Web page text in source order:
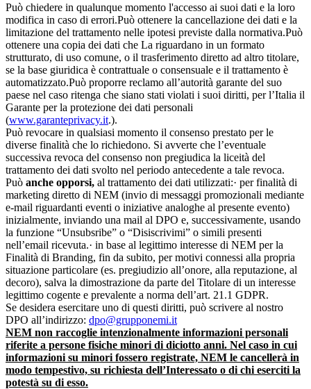
Può chiedere in qualunque momento l'accesso ai suoi dati e la loro
modifica in caso di errori.Può ottenere la cancellazione dei dati e la
limitazione del trattamento nelle ipotesi previste dalla normativa.Può
ottenere una copia dei dati che La riguardano in un formato
strutturato, di uso comune, o il trasferimento diretto ad altro titolare,
se la base giuridica è contrattuale o consensuale e il trattamento è
automatizzato.Può proporre reclamo all’autorità garante del suo
paese nel caso ritenga che siano stati violati i suoi diritti, per l’Italia il
Garante per la protezione dei dati personali
(www.garanteprivacy.it.).
Può revocare in qualsiasi momento il consenso prestato per le
diverse finalità che lo richiedono. Si avverte che l’eventuale
successiva revoca del consenso non pregiudica la liceità del
trattamento dei dati svolto nel periodo antecedente a tale revoca.
Può anche opporsi, al trattamento dei dati utilizzati:· per finalità di
marketing diretto di NEM (invio di messaggi promozionali mediante
e-mail riguardanti eventi o iniziative analoghe al presente evento)
inizialmente, inviando una mail al DPO e, successivamente, usando
la funzione “Unsubsribe” o “Disiscrivimi” o simili presenti
nell’email ricevuta.· in base al legittimo interesse di NEM per la
Finalità di Branding, fin da subito, per motivi connessi alla propria
situazione particolare (es. pregiudizio all’onore, alla reputazione, al
decoro), salva la dimostrazione da parte del Titolare di un interesse
legittimo cogente e prevalente a norma dell’art. 21.1 GDPR.
Se desidera esercitare uno di questi diritti, può scrivere al nostro
DPO all’indirizzo: dpo@grupponemi.it
NEM non raccoglie intenzionalmente informazioni personali
riferite a persone fisiche minori di diciotto anni. Nel caso in cui
informazioni su minori fossero registrate, NEM le cancellerà in
modo tempestivo, su richiesta dell’Interessato o di chi eserciti la
potestà su di esso.